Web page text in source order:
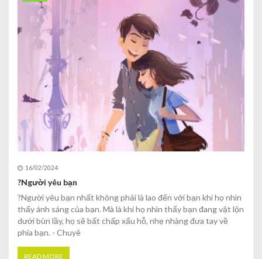
16/02/2024
?Người yêu bạn
?Người yêu bạn nhất không phải là lao đến với bạn khi họ nhìn
thấy ánh sáng của bạn. Mà là khi họ nhìn thấy bạn đang vật lộn
dưới bùn lầy, họ sẽ bất chấp xấu hỗ, nhẹ nhàng đưa tay về
phía bạn. - Chuyê
READ MORE